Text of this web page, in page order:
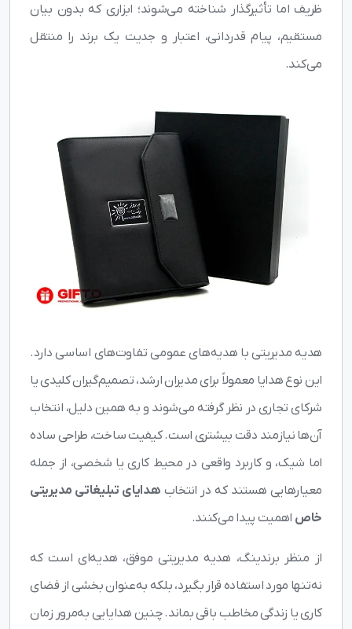
ظریف اما تأثیرگذار شناخته می‌شوند؛ ابزاری که بدون بیان
مستقیم، پیام قدردانی، اعتبار و جدیت یک برند را منتقل
می‌کند.
هدیه مدیریتی با هدیه‌های عمومی تفاوت‌های اساسی دارد.
این نوع هدایا معمولاً برای مدیران ارشد، تصمیم‌گیران کلیدی یا
شرکای تجاری در نظر گرفته می‌شوند و به همین دلیل، انتخاب
آن‌ها نیازمند دقت بیشتری است. کیفیت ساخت، طراحی ساده
اما شیک، و کاربرد واقعی در محیط کاری یا شخصی، از جمله
معیارهایی هستند که در انتخاب هدایای تبلیغاتی مدیریتی
خاص اهمیت پیدا می‌کنند.
از منظر برندینگ، هدیه مدیریتی موفق، هدیه‌ای است که
نه‌تنها مورد استفاده قرار بگیرد، بلکه به‌عنوان بخشی از فضای
کاری یا زندگی مخاطب باقی بماند. چنین هدایایی به‌مرور زمان